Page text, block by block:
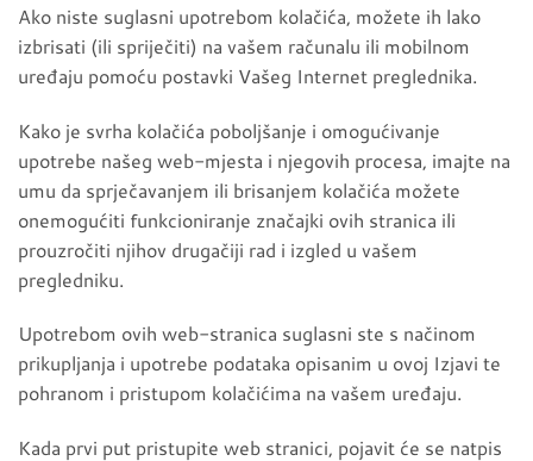
Ako niste suglasni upotrebom kolačića, možete ih lako
izbrisati (ili spriječiti) na vašem računalu ili mobilnom
uređaju pomoću postavki Vašeg Internet preglednika.
Kako je svrha kolačića poboljšanje i omogućivanje
upotrebe našeg web-mjesta i njegovih procesa, imajte na
umu da sprječavanjem ili brisanjem kolačića možete
onemogućiti funkcioniranje značajki ovih stranica ili
prouzročiti njihov drugačiji rad i izgled u vašem
pregledniku.
Upotrebom ovih web-stranica suglasni ste s načinom
prikupljanja i upotrebe podataka opisanim u ovoj Izjavi te
pohranom i pristupom kolačićima na vašem uređaju.
Kada prvi put pristupite web stranici, pojavit će se natpis